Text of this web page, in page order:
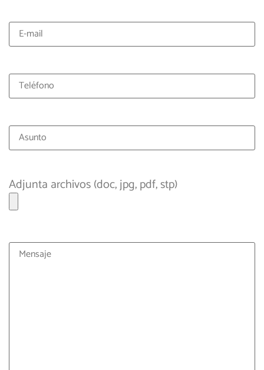
Adjunta archivos (doc, jpg, pdf, stp)